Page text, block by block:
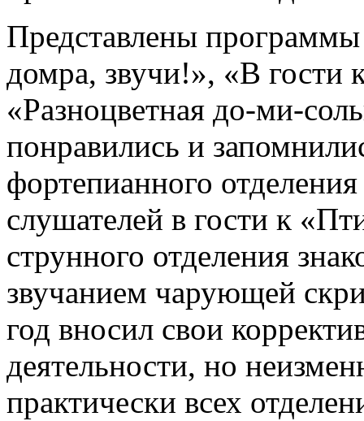
Представлены
домра, звучи!», «В гости
«Разноцветная до-ми-
понравились и
фортепианного
слушателей в гости к
струнного отделения
звучанием чарующей
год вносил свои
деятельности, но
практически всех